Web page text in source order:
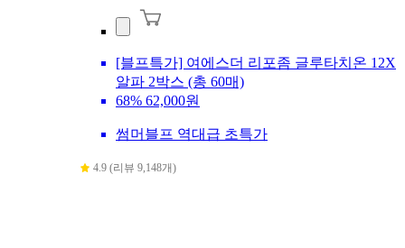
[블프특가] 여에스더 리포좀 글루타치온 12X
알파 2박스 (총 60매)
68% 62,000원
썸머블프 역대급 초특가
4.9 (리뷰 9,148개)